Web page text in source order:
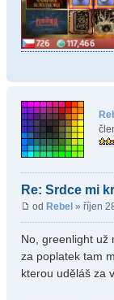
Re: Srdce mi
od Rebel » říjen
No, greenlight už
za poplatek tam
kterou uděláš za